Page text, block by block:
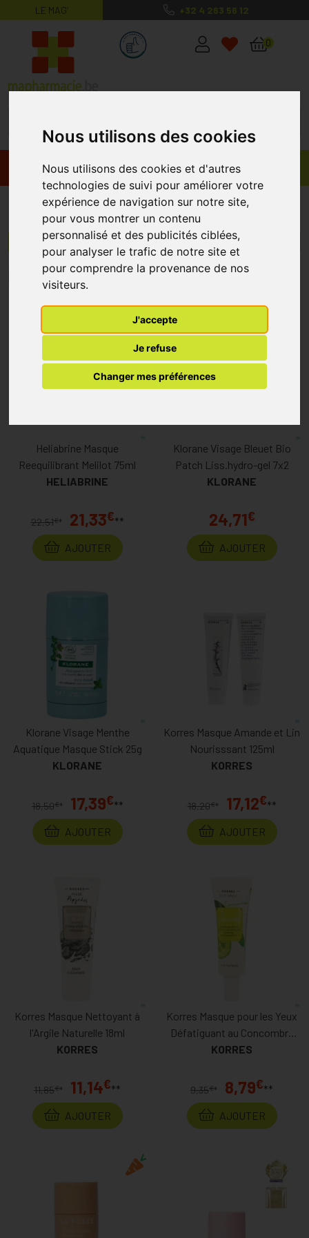
Nous utilisons des cookies
Nous utilisons des cookies et d'autres
technologies de suivi pour améliorer votre
expérience de navigation sur notre site,
pour vous montrer un contenu
personnalisé et des publicités ciblées,
pour analyser le trafic de notre site et
pour comprendre la provenance de nos
visiteurs.
J'accepte
Je refuse
Changer mes préférences
LE MAG’ +32 4 263 56 12
MaPharmacie.be ma santé, mes
0
Promos Produits
Masques
Menu/Filtres
Heliabrine Masque
Reequilibrant Melilot 75ml
HELIABRINE
22,51€ * 21,33€**
AJOUTER
Klorane Visage Bleuet Bio
Patch Liss.hydro-gel 7x2
KLORANE
24,71€
AJOUTER
Klorane Visage Menthe
Aquatique Masque Stick 25g
KLORANE
18,50€ * 17,39€**
AJOUTER
Korres Masque Amande et Lin
Nourisssant 125ml
KORRES
18,20€ * 17,12€**
AJOUTER
Korres Masque Nettoyant à
l'Argile Naturelle 18ml
KORRES
11,85€* 11,14€**
AJOUTER
Korres Masque pour les Yeux
Défatiguant au Concombre
8ml
KORRES
9,35€* 8,79€**
AJOUTER